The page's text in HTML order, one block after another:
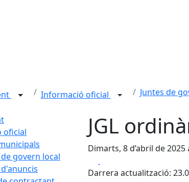
Informació oficial Juntes de
oficial
de govern local
JGL
Dimarts, 8 d’abril de 2025
Darrera actualització: